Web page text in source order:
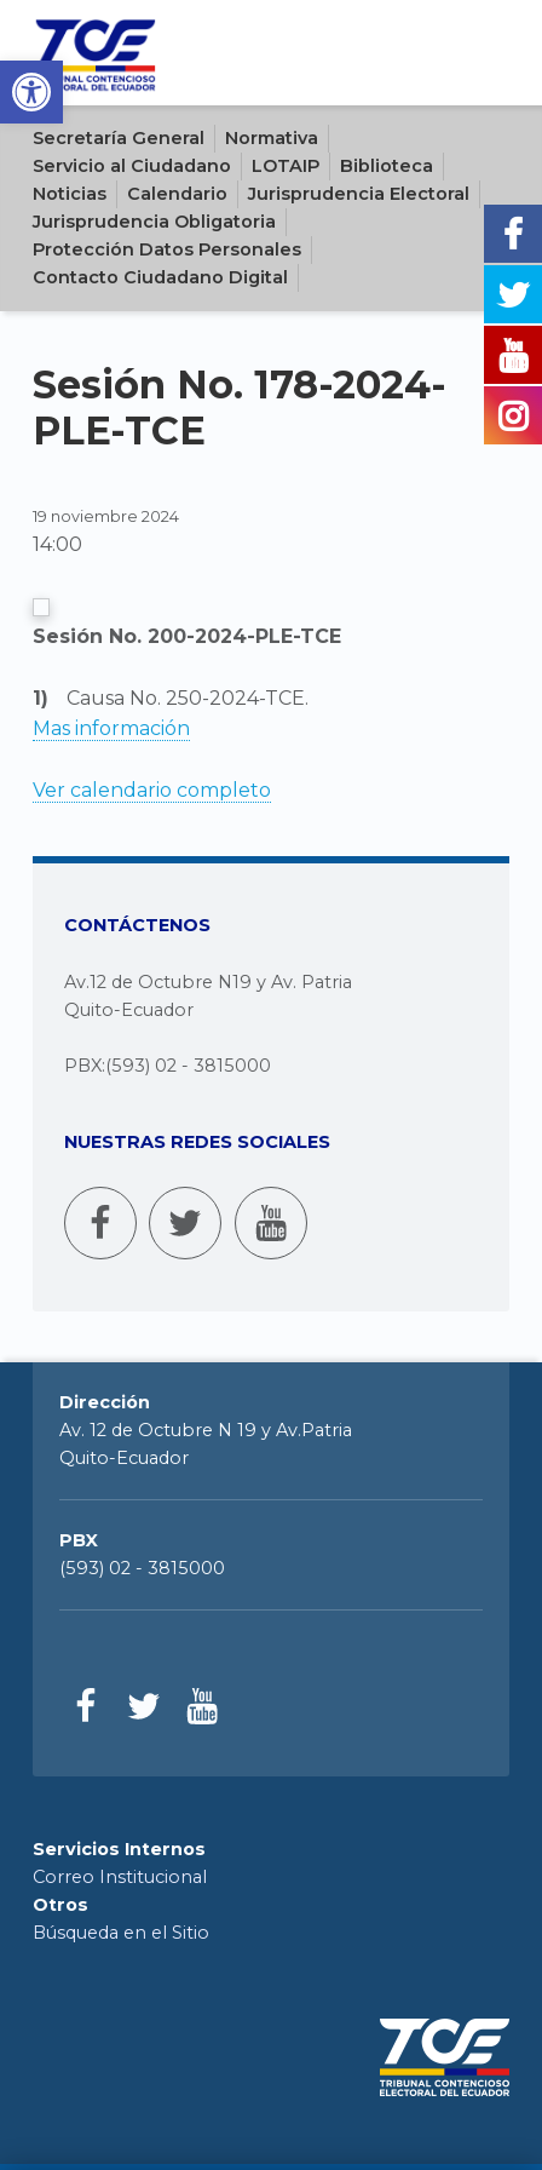
Open toolbar
Sitio oficial del Tribunal Contencioso Electoral del Ecuador
Secretaría General
Normativa
Servicio al Ciudadano
LOTAIP
Biblioteca
Noticias
Calendario
Jurisprudencia Electoral
Jurisprudencia Obligatoria
Protección Datos Personales
Contacto Ciudadano Digital
Sesión No. 178-2024-
PLE-TCE
19 noviembre 2024
14:00
Sesión No. 200-2024-PLE-TCE
Causa No. 250-2024-TCE.
Mas información
Ver calendario completo
CONTÁCTENOS
Av.12 de Octubre N19 y Av. Patria
Quito-Ecuador
PBX:(593) 02 - 3815000
NUESTRAS REDES SOCIALES
Dirección
Av. 12 de Octubre N 19 y Av.Patria
Quito-Ecuador
PBX
(593) 02 - 3815000
Servicios Internos
Correo Institucional
Otros
Búsqueda en el Sitio